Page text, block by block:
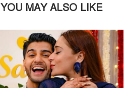
YOU MAY ALSO LIKE